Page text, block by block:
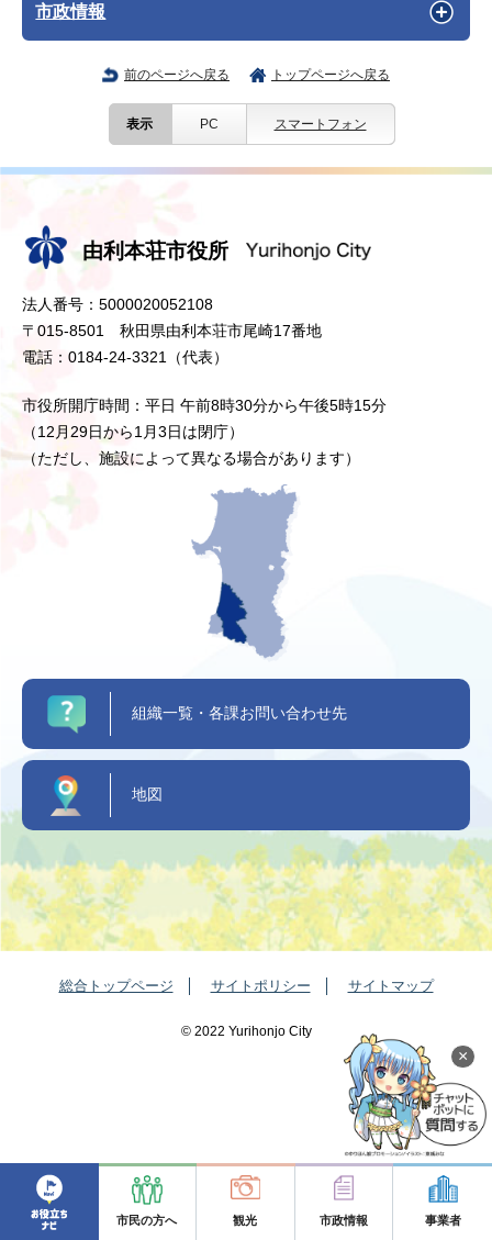
市民の方へ 観光 市政情報 事業者
市政情報
前のページへ戻る トップページへ戻る
表示 PC スマートフォン
×
由利本荘市役所
法人番号：5000020052108
〒015-8501 秋田県由利本荘市尾崎17番地
電話：0184-24-3321（代表）
市役所開庁時間：平日 午前8時30分から午後5時15分
（12月29日から1月3日は閉庁）
（ただし、施設によって異なる場合があります）
組織一覧・各課お問い合わせ先
地図
総合トップページ サイトポリシー サイトマップ
©️ 2022 Yurihonjo City